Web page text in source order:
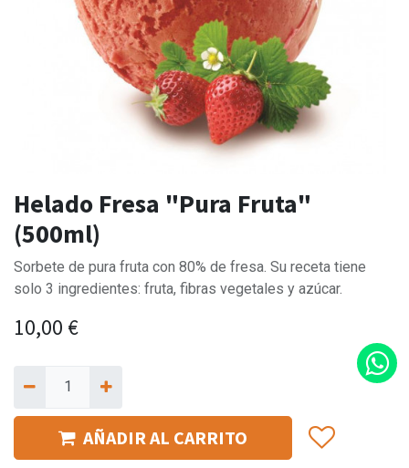
Helado Fresa "Pura Fruta"
(500ml)
Sorbete de pura fruta con 80% de fresa. Su receta tiene
solo 3 ingredientes: fruta, fibras vegetales y azúcar.
10,00 €
AÑADIR AL CARRITO